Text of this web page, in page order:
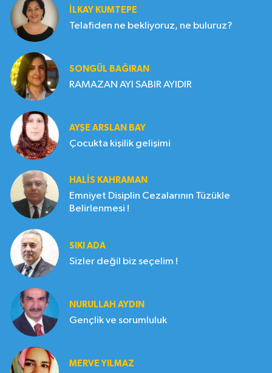
İLKAY KUMTEPE
Telafiden ne bekliyoruz, ne buluruz?
SONGÜL BAĞIRAN
RAMAZAN AYI SABIR AYIDIR
AYŞE ARSLAN BAY
Çocukta kişilik gelişimi
HALIS KAHRAMAN
Emniyet Disiplin Cezalarının Tüzükle
Belirlenmesi !
SIKI ADA
Sizler değil biz seçelim !
NURULLAH AYDIN
Gençlik ve sorumluluk
MERVE YILMAZ